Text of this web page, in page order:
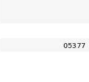
05377